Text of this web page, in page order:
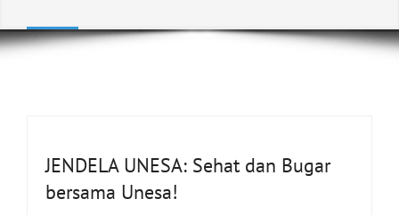
JENDELA UNESA: Sehat dan Bugar
bersama Unesa!